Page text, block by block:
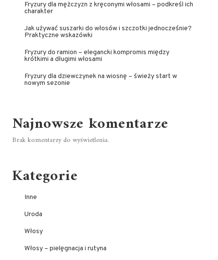
Fryzury dla mężczyzn z kręconymi włosami – podkreśl ich
charakter
Jak używać suszarki do włosów i szczotki jednocześnie?
Praktyczne wskazówki
Fryzury do ramion – elegancki kompromis między
krótkimi a długimi włosami
Fryzury dla dziewczynek na wiosnę – świeży start w
nowym sezonie
Najnowsze komentarze
Brak komentarzy do wyświetlenia.
Kategorie
Inne
Uroda
Włosy
Włosy – pielęgnacja i rutyna